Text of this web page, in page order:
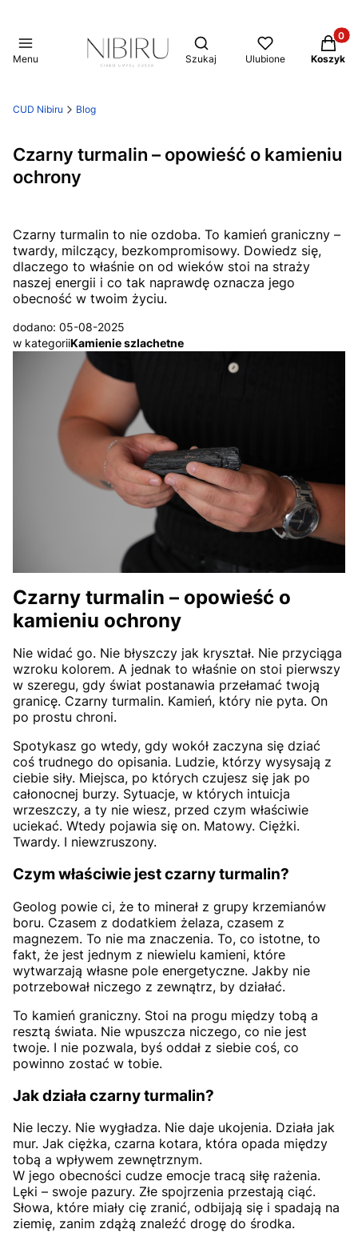
Menu
Otwórz wyszukiwarkę
Szukaj Ulubione Koszyk
CUD Nibiru Blog
Czarny turmalin – opowieść o kamieniu
ochrony
Czarny turmalin to nie ozdoba. To kamień graniczny –
twardy, milczący, bezkompromisowy. Dowiedz się,
dlaczego to właśnie on od wieków stoi na straży
naszej energii i co tak naprawdę oznacza jego
obecność w twoim życiu.
dodano: 05-08-2025
w kategoriiKamienie szlachetne
Czarny turmalin – opowieść o
kamieniu ochrony
Nie widać go. Nie błyszczy jak kryształ. Nie przyciąga
wzroku kolorem. A jednak to właśnie on stoi pierwszy
w szeregu, gdy świat postanawia przełamać twoją
granicę. Czarny turmalin. Kamień, który nie pyta. On
po prostu chroni.
Spotykasz go wtedy, gdy wokół zaczyna się dziać
coś trudnego do opisania. Ludzie, którzy wysysają z
ciebie siły. Miejsca, po których czujesz się jak po
całonocnej burzy. Sytuacje, w których intuicja
wrzeszczy, a ty nie wiesz, przed czym właściwie
uciekać. Wtedy pojawia się on. Matowy. Ciężki.
Twardy. I niewzruszony.
Czym właściwie jest czarny turmalin?
Geolog powie ci, że to minerał z grupy krzemianów
boru. Czasem z dodatkiem żelaza, czasem z
magnezem. To nie ma znaczenia. To, co istotne, to
fakt, że jest jednym z niewielu kamieni, które
wytwarzają własne pole energetyczne. Jakby nie
potrzebował niczego z zewnątrz, by działać.
To kamień graniczny. Stoi na progu między tobą a
resztą świata. Nie wpuszcza niczego, co nie jest
twoje. I nie pozwala, byś oddał z siebie coś, co
powinno zostać w tobie.
Jak działa czarny turmalin?
Nie leczy. Nie wygładza. Nie daje ukojenia. Działa jak
mur. Jak ciężka, czarna kotara, która opada między
tobą a wpływem zewnętrznym.
W jego obecności cudze emocje tracą siłę rażenia.
Lęki – swoje pazury. Złe spojrzenia przestają ciąć.
Słowa, które miały cię zranić, odbijają się i spadają na
ziemię, zanim zdążą znaleźć drogę do środka.